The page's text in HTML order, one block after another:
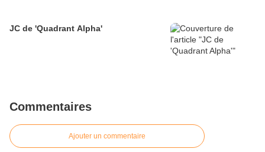
JC de 'Quadrant Alpha'
Commentaires
Ajouter un commentaire